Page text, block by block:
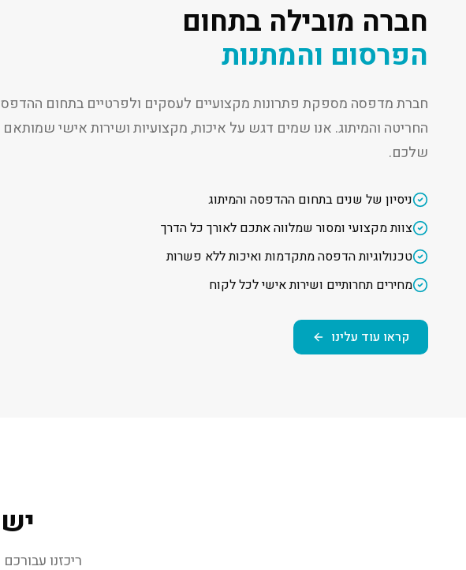
חברה מובילה בתחום
הפרסום והמתנות
חברת מדפסה מספקת פתרונות מקצועיים לעסקים ולפרטיים בתחום
החריטה והמיתוג. אנו שמים דגש על איכות, מקצועיות ושירות אישי
שלכם.
ניסיון של שנים בתחום ההדפסה והמיתוג
צוות מקצועי ומסור שמלווה אתכם לאורך כל הדרך
טכנולוגיות הדפסה מתקדמות ואיכות ללא פשרות
מחירים תחרותיים ושירות אישי לכל לקוח
קראו עוד עלינו
ריכזנו